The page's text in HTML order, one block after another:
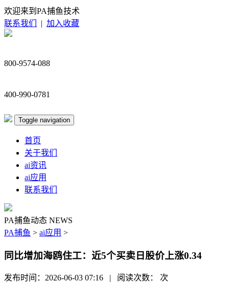
欢迎来到PA捕鱼技术
联系我们
| 加入收藏
800-9574-088
400-990-0781
Toggle navigation
首页
关于我们
ai资讯
ai应用
联系我们
PA捕鱼动态 NEWS
PA捕鱼 > ai应用 >
同比增加海鸥住工：近5个买卖日股价上涨0.34
发布时间：2026-06-03 07:16 | 阅读次数： 次